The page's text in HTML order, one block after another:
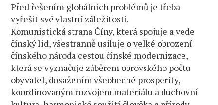
Před řešením globálních problémů je třeba
vyřešit své vlastní záležitosti.
Komunistická strana Číny, která spojuje a vede
čínský lid, všestranně usiluje o velké obrození
čínského národa cestou čínské modernizace,
která se vyznačuje záběrem obrovského počtu
obyvatel, dosažením všeobecné prosperity,
koordinovaným rozvojem materiálu a duchovní